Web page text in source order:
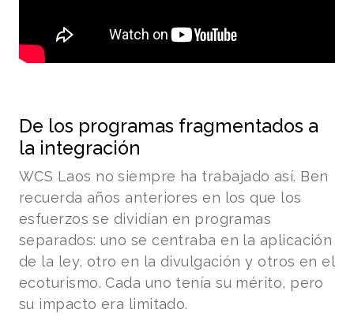
De los programas fragmentados a
la integración
WCS Laos no siempre ha trabajado así. Ben
recuerda años anteriores en los que los
esfuerzos se dividían en programas
separados: uno se centraba en la aplicación
de la ley, otro en la divulgación y otros en el
ecoturismo. Cada uno tenía su mérito, pero
su impacto era limitado.